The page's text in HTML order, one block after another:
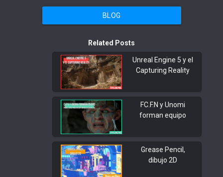
BLOG
Related Posts
Unreal Engine 5 y el
Capturing Reality
FC.F.N y Unomi
forman equipo
Grease Pencil,
dibujo 2D